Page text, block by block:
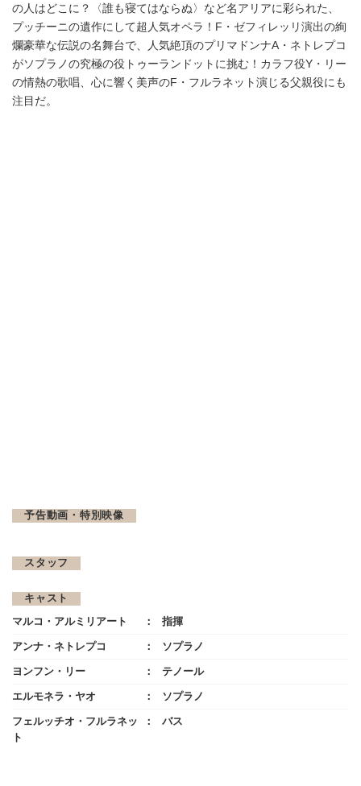
の人はどこに？〈誰も寝てはならぬ〉など名アリアに彩られた、
プッチーニの遺作にして超人気オペラ！F・ゼフィレッリ演出の絢
爛豪華な伝説の名舞台で、人気絶頂のプリマドンナA・ネトレプコ
がソプラノの究極の役トゥーランドットに挑む！カラフ役Y・リー
の情熱の歌唱、心に響く美声のF・フルラネット演じる父親役にも
注目だ。
予告動画・特別映像
スタッフ
キャスト
マルコ・アルミリアート 指揮
アンナ・ネトレプコ ソプラノ
ヨンフン・リー テノール
エルモネラ・ヤオ ソプラノ
フェルッチオ・フルラネッ
ト
バス